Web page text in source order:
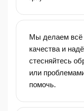
Мы делаем всё
качества и
стесняйтесь
или
помочь.